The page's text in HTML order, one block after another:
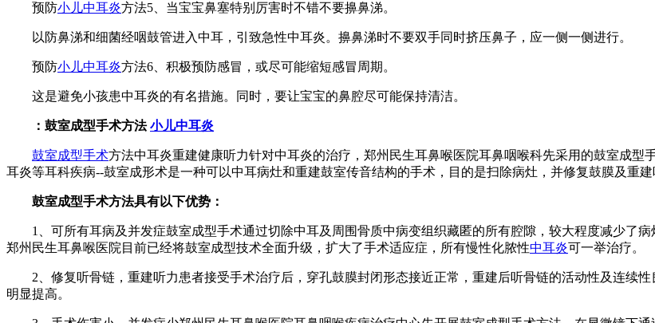
预防小儿中耳炎方法5、当宝宝鼻塞特别厉害时不错不要擤鼻涕。
以防鼻涕和细菌经咽鼓管进入中耳，引致急性中耳炎。擤鼻涕时不要双手同时挤压鼻子，应一侧一侧进行。
预防小儿中耳炎方法6、积极预防感冒，或尽可能缩短感冒周期。
这是避免小孩患中耳炎的有名措施。同时，要让宝宝的鼻腔尽可能保持清洁。
：鼓室成型手术方法小儿中耳炎
鼓室成型手术方法中耳炎重建健康听力针对中耳炎的治疗，郑州民生耳鼻喉医院耳鼻咽喉科先采用的鼓室成型
耳炎等耳科疾病--鼓室成形术是一种可以中耳病灶和重建鼓室传音结构的手术，目的是扫除病灶，并修复鼓膜及重建
鼓室成型手术方法具有以下优势：
1、可所有耳病及并发症鼓室成型手术通过切除中耳及周围骨质中病变组织藏匿的所有腔隙，较大程度减少了病
郑州民生耳鼻喉医院目前已经将鼓室成型技术全面升级，扩大了手术适应症，所有慢性化脓性中耳炎可一举治疗。
2、修复听骨链，重建听力患者接受手术治疗后，穿孔鼓膜封闭形态接近正常，重建后听骨链的活动性及连续性
明显提高。